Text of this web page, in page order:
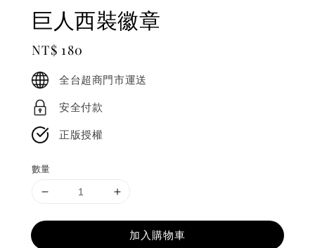
巨人西裝徽章
Regular
price
NT$ 180
全台超商門市運送
安全付款
正版授權
數量
加入購物車